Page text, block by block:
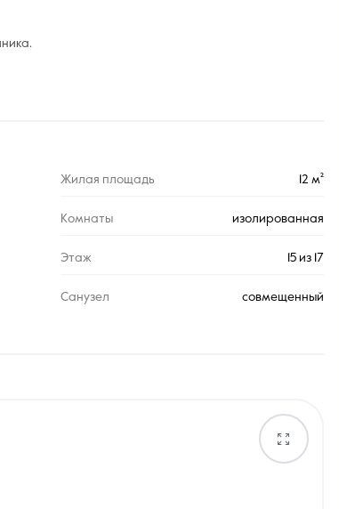
Жилая площадь 12 м²
Комнаты изолированная
Этаж 15 из 17
Санузел совмещенный